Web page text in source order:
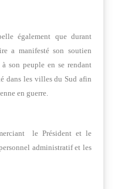
également que durant
a manifesté son soutien
son peuple en se rendant
dans les villes du Sud afin
en guerre.
le Président et le
administratif et les